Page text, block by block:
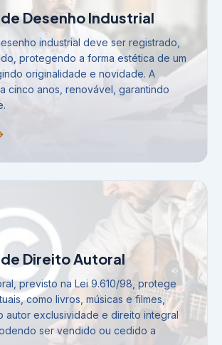
Desenho Industrial
industrial deve ser registrado,
protegendo a forma estética de um
originalidade e novidade. A
cinco anos, renovável, garantindo
Direito Autoral
previsto na Lei 9.610/98, protege
como livros, músicas e filmes,
autor exclusividade e direito integral
ser vendido ou cedido a